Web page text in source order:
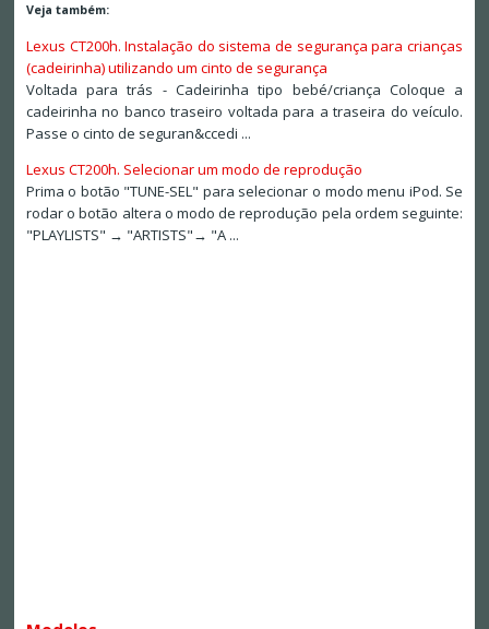
Veja também:
Lexus CT200h. Instalação do sistema de segurança para crianças
(cadeirinha) utilizando um cinto de segurança
Voltada para trás - Cadeirinha tipo bebé/criança Coloque a
cadeirinha no banco traseiro voltada para a traseira do veículo.
Passe o cinto de seguran&ccedi ...
Lexus CT200h. Selecionar um modo de reprodução
Prima o botão "TUNE-SEL" para selecionar o modo menu iPod. Se
rodar o botão altera o modo de reprodução pela ordem seguinte:
"PLAYLISTS" → "ARTISTS"→ "A ...